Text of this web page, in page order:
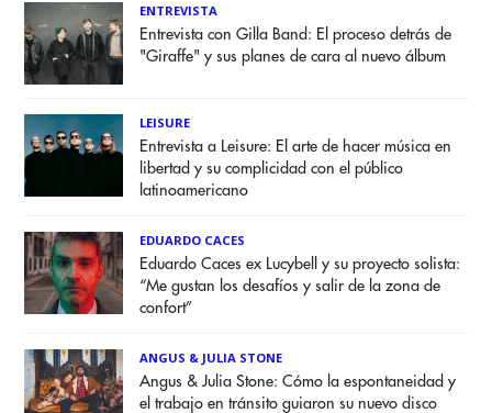
ENTREVISTA
Entrevista con Gilla Band: El proceso detrás de
"Giraffe" y sus planes de cara al nuevo álbum
LEISURE
Entrevista a Leisure: El arte de hacer música en
libertad y su complicidad con el público
latinoamericano
EDUARDO CACES
Eduardo Caces ex Lucybell y su proyecto solista:
“Me gustan los desafíos y salir de la zona de
confort”
ANGUS & JULIA STONE
Angus & Julia Stone: Cómo la espontaneidad y
el trabajo en tránsito guiaron su nuevo disco